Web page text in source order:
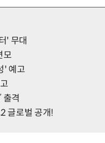
' 무대
모
' 예고
출격
글로벌 공개!